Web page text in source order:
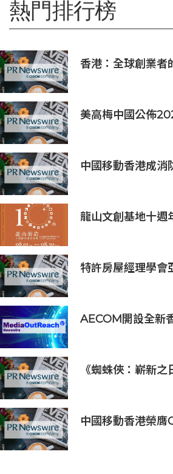
熱門排行榜
香港：全球創業者
美高梅中國公佈
中國移動香港成消
龍山文創基地十週
特許房屋經理學會
AECOM開設全新
《蜘蛛俠：嶄新
中國移動香港榮